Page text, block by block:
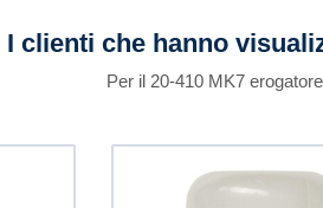
I clienti che hanno
Per il 20-410 MK7